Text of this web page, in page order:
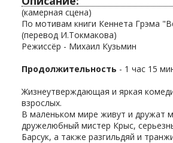
(камерная сцена)
По мотивам книги Кеннета Грэма
(перевод И.Токмакова)
Режиссёр - Михаил Кузьмин
Продолжительность - 1 час 15
Жизнеутверждающая и яркая
взрослых.
В маленьком мире живут и дружат
дружелюбный мистер Крыс,
Барсук, а также разгильдяй и